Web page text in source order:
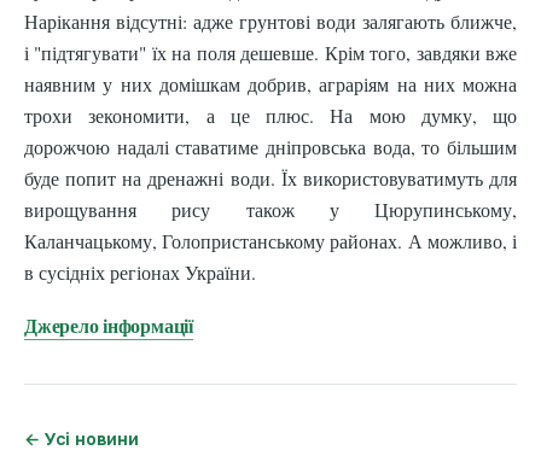
Нарікання відсутні: адже грунтові води залягають ближче,
і "підтягувати" їх на поля дешевше. Крім того, завдяки вже
наявним у них домішкам добрив, аграріям на них можна
трохи зекономити, а це плюс. На мою думку, що
дорожчою надалі ставатиме дніпровська вода, то більшим
буде попит на дренажні води. Їх використовуватимуть для
вирощування рису також у Цюрупинському,
Каланчацькому, Голопристанському районах. А можливо, і
в сусідніх регіонах України.
Джерело інформації
← Усі новини